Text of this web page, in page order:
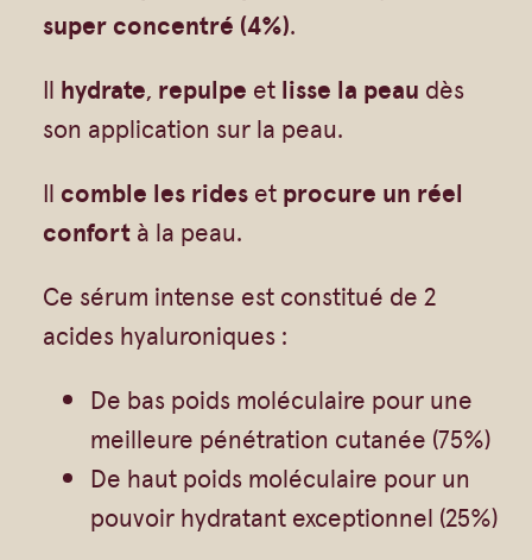
Vrac
Savons moulés
Beurre de Karité
Végétales
Barres détachantes
Savons sur corde
Crèmes visages
Eaux florales
Exfoliants
Gommages
Savons sur corde
Savons en barre
Huiles
Shampoings
Livres
super concentré (4%).
Il hydrate, repulpe et lisse la peau dès
son application sur la peau.
Il comble les rides et procure un réel
confort à la peau.
Ce sérum intense est constitué de 2
acides hyaluroniques :
De bas poids moléculaire pour une
meilleure pénétration cutanée (75%)
De haut poids moléculaire pour un
pouvoir hydratant exceptionnel (25%)
i
é
d
S
é
r
u
A
t